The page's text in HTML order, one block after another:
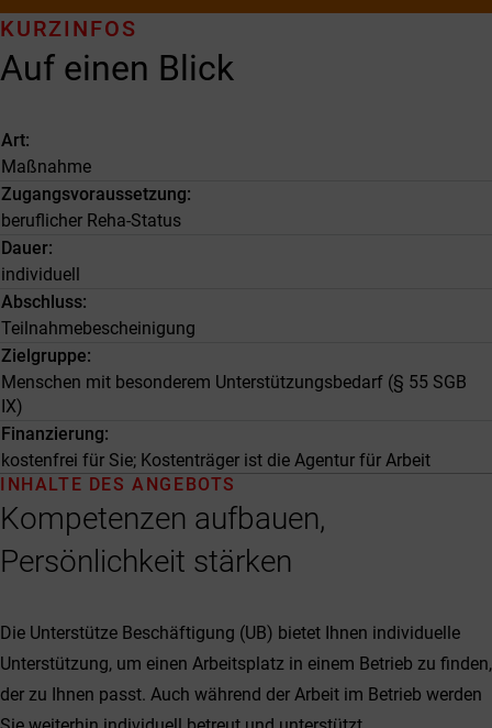
Auf einen Blick
KURZINFOS
Art
Maßnahme
Zugangsvoraussetzung
beruflicher Reha-Status
Dauer
individuell
Abschluss
Teilnahmebescheinigung
Zielgruppe
Menschen mit besonderem Unterstützungsbedarf (§ 55 SGB
IX)
Finanzierung
kostenfrei für Sie; Kostenträger ist die Agentur für Arbeit
Kompetenzen aufbauen,
Persönlichkeit stärken
INHALTE DES ANGEBOTS
Die Unterstütze Beschäftigung (UB) bietet Ihnen individuelle
Unterstützung, um einen Arbeitsplatz in einem Betrieb zu finden,
der zu Ihnen passt. Auch während der Arbeit im Betrieb werden